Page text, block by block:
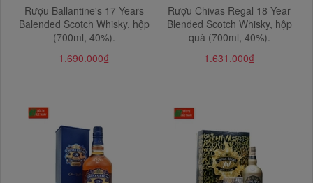
Rượu Ballantine's 17 Years
Balended Scotch Whisky, hộp
(700ml, 40%).
1.690.000₫
Rượu Chivas Regal 18 Year
Blended Scotch Whisky, hộp
quà (700ml, 40%).
1.631.000₫